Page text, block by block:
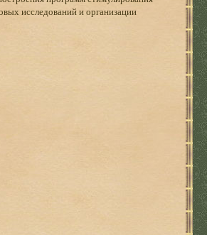
исследований и организации